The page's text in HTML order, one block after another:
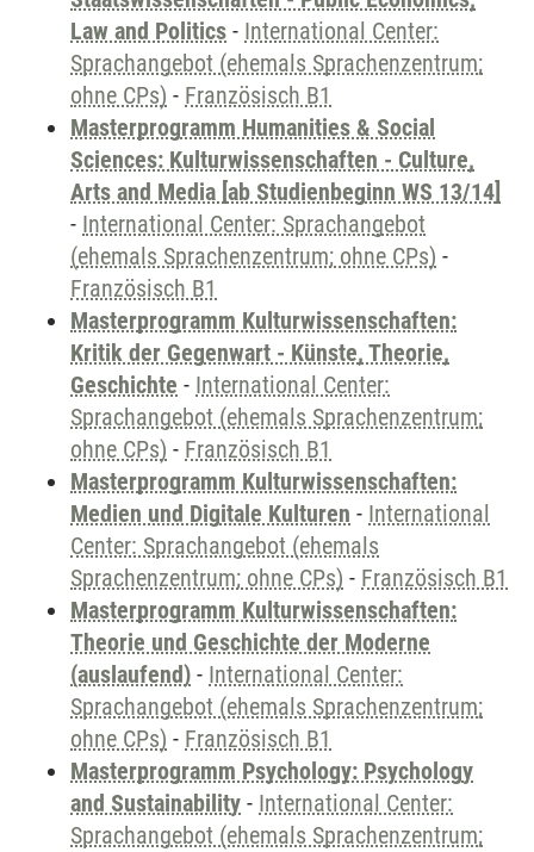
Law and Politics - International Center:
Sprachangebot (ehemals Sprachenzentrum;
ohne CPs) - Französisch B1
Masterprogramm Humanities & Social
Sciences: Kulturwissenschaften - Culture,
Arts and Media [ab Studienbeginn WS 13/14]
- International Center: Sprachangebot
(ehemals Sprachenzentrum; ohne CPs) -
Französisch B1
Masterprogramm Kulturwissenschaften:
Kritik der Gegenwart - Künste, Theorie,
Geschichte - International Center:
Sprachangebot (ehemals Sprachenzentrum;
ohne CPs) - Französisch B1
Masterprogramm Kulturwissenschaften:
Medien und Digitale Kulturen - International
Center: Sprachangebot (ehemals
Sprachenzentrum; ohne CPs) - Französisch B1
Masterprogramm Kulturwissenschaften:
Theorie und Geschichte der Moderne
(auslaufend) - International Center:
Sprachangebot (ehemals Sprachenzentrum;
ohne CPs) - Französisch B1
Masterprogramm Psychology: Psychology
and Sustainability - International Center:
Sprachangebot (ehemals Sprachenzentrum;